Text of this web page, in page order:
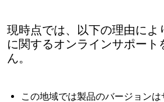
現時点では、以下の理由によ
に関するオンラインサポート
ん。
この地域では製品のバージョン